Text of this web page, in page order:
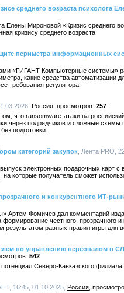
среднего возраста психолога
Мироновой «Кризис среднего
кризису среднего возраста
периметра информационных
«ГИГАНТ Компьютерные системы»
какие средства автоматизации
требования регулятора.
Россия
257
что ransomware-атаки на
подрядчиков и сложные схемы
подготовки.
категорий закупок , Лента PRO,
электронных подарочных карт с
которые получатель сможет
и конкурентного ИТ-
Артем Фомичев дал комментарий
честного, прозрачного и
равных правил игры для
по управлению персоналом в
542
Северо-Кавказского
16:45, 01.10.2025, Россия